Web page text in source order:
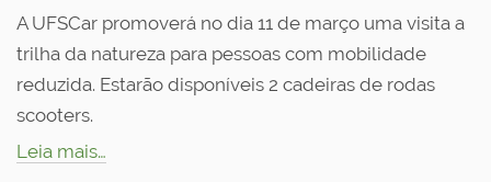
A UFSCar promoverá no dia 11 de março uma visita a
trilha da natureza para pessoas com mobilidade
reduzida. Estarão disponíveis 2 cadeiras de rodas
scooters.
Leia mais…